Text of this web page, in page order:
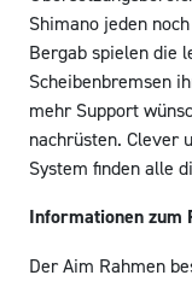
Shimano jeden
Bergab spielen die
Scheibenbremsen
mehr Support
nachrüsten. Clever
System finden alle
Informationen zum
Der Aim Rahmen